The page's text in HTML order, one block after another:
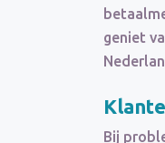
geniet
Bij